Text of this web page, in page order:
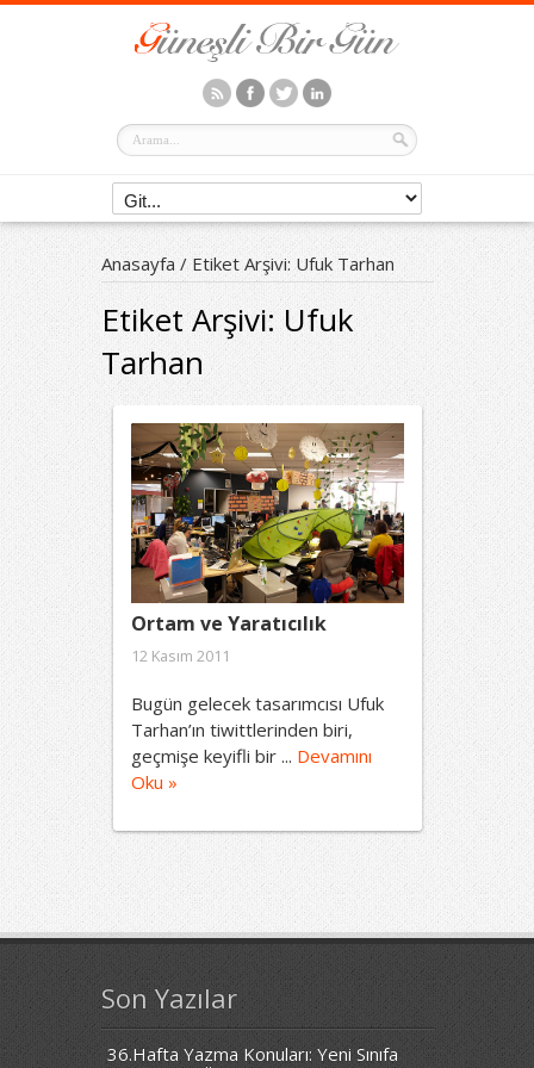
Anasayfa / Etiket Arşivi: Ufuk Tarhan
Etiket Arşivi:Ufuk
Tarhan
Ortam ve Yaratıcılık
12 Kasım 2011
Bugün gelecek tasarımcısı Ufuk
Tarhan’ın tiwittlerinden biri,
geçmişe keyifli bir ... Devamını
Oku »
Son Yazılar
36.Hafta Yazma Konuları: Yeni Sınıfa